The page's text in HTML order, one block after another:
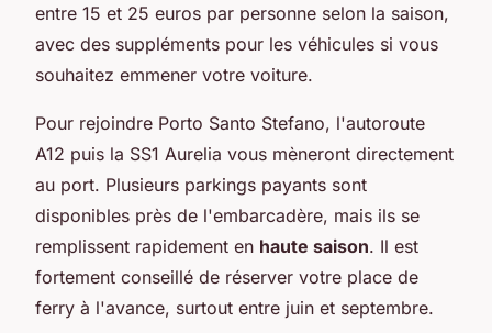
entre 15 et 25 euros par personne selon la saison,
avec des suppléments pour les véhicules si vous
souhaitez emmener votre voiture.
Pour rejoindre Porto Santo Stefano, l'autoroute
A12 puis la SS1 Aurelia vous mèneront directement
au port. Plusieurs parkings payants sont
disponibles près de l'embarcadère, mais ils se
remplissent rapidement en haute saison. Il est
fortement conseillé de réserver votre place de
ferry à l'avance, surtout entre juin et septembre.